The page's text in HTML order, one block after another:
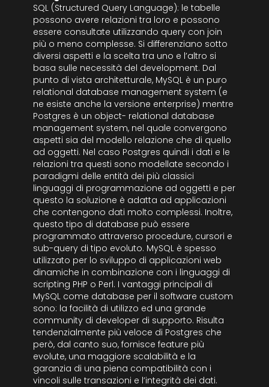
SQL (Structured Query Language): le tabelle
possono avere relazioni tra loro e possono
essere consultate utilizzando query con join
più o meno complesse. Si differenziano sotto
diversi aspetti e la scelta tra uno e l’altro si
basa sulle necessità del development. Dal
punto di vista architetturale, MySQL è un puro
relational database management system (e
ne esiste anche la versione enterprise) mentre
Postgres è un object- relational database
management system, nel quale convergono
aspetti sia del modello relazione che di quello
ad oggetti. Nel caso Postgres quindi i dati e le
relazioni tra questi sono modellate secondo i
paradigmi delle entità dei più classici
linguaggi di programmazione ad oggetti e per
questo la soluzione è adatta ad applicazioni
che contengono dati molto complessi. Inoltre,
questo tipo di database può essere
programmato attraverso procedure, cursori e
sub-query di tipo evoluto. MySQL è spesso
utilizzato per lo sviluppo di applicazioni web
dinamiche in combinazione con i linguaggi di
scripting PHP o Perl. I vantaggi principali di
MySQL come database per il software custom
sono: la facilità di utilizzo ed una grande
community di developer di supporto. Risulta
tendenzialmente più veloce di Postgres che
però, dal canto suo, fornisce feature più
evolute, una maggiore scalabilità e la
garanzia di una piena compatibilità con i
vincoli sulle transazioni e l’integrità dei dati.